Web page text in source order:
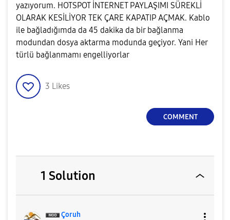
yazıyorum. HOTSPOT İNTERNET PAYLAŞIMI SÜREKLİ
OLARAK KESİLİYOR TEK ÇARE KAPATIP AÇMAK. Kablo
ile bağladığımda da 45 dakika da bir bağlanma
modundan dosya aktarma modunda geçiyor. Yani Her
türlü bağlanmamı engelliyorlar
3 Likes
COMMENT
1 Solution
Çoruh